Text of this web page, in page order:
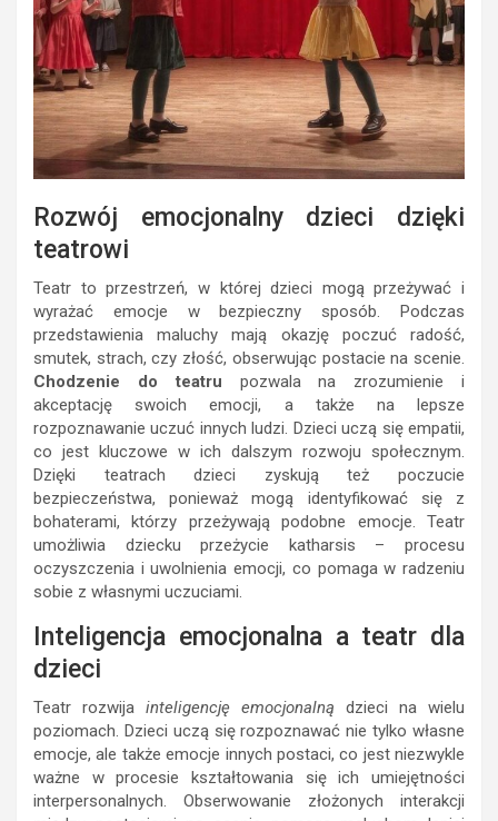
Rozwój emocjonalny dzieci dzięki
teatrowi
Teatr to przestrzeń, w której dzieci mogą przeżywać i
wyrażać emocje w bezpieczny sposób. Podczas
przedstawienia maluchy mają okazję poczuć radość,
smutek, strach, czy złość, obserwując postacie na scenie.
Chodzenie do teatru pozwala na zrozumienie i
akceptację swoich emocji, a także na lepsze
rozpoznawanie uczuć innych ludzi. Dzieci uczą się empatii,
co jest kluczowe w ich dalszym rozwoju społecznym.
Dzięki teatrach dzieci zyskują też poczucie
bezpieczeństwa, ponieważ mogą identyfikować się z
bohaterami, którzy przeżywają podobne emocje. Teatr
umożliwia dziecku przeżycie katharsis – procesu
oczyszczenia i uwolnienia emocji, co pomaga w radzeniu
sobie z własnymi uczuciami.
Inteligencja emocjonalna a teatr dla
dzieci
Teatr rozwija inteligencję emocjonalną dzieci na wielu
poziomach. Dzieci uczą się rozpoznawać nie tylko własne
emocje, ale także emocje innych postaci, co jest niezwykle
ważne w procesie kształtowania się ich umiejętności
interpersonalnych. Obserwowanie złożonych interakcji